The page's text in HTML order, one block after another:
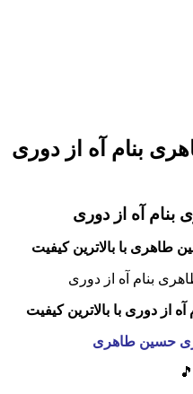
بنام آه از دوری
آه از دوری
طاهری با بالاترین کیفیت
آه از دوری با بالاترین کیفیت
حسین طاهری